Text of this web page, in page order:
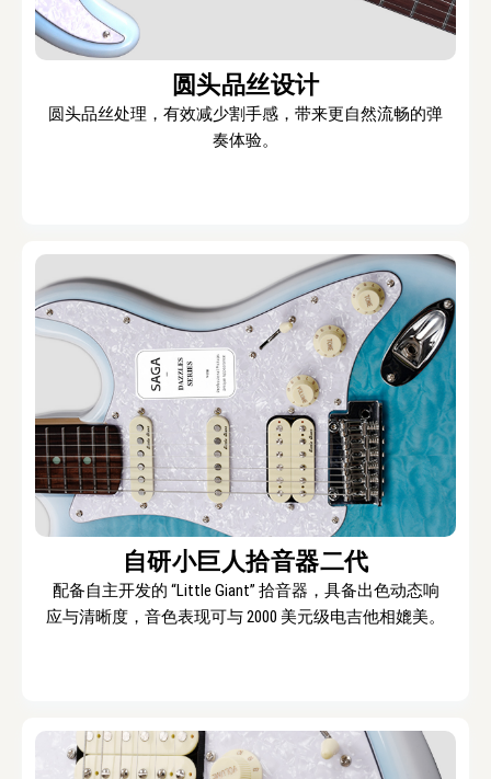
圆头品丝设计
圆头品丝处理，有效减少割手感，带来更自然流畅的弹
奏体验。
自研小巨人拾音器二代
配备自主开发的 “Little Giant” 拾音器，具备出色动态响
应与清晰度，音色表现可与 2000 美元级电吉他相媲美。